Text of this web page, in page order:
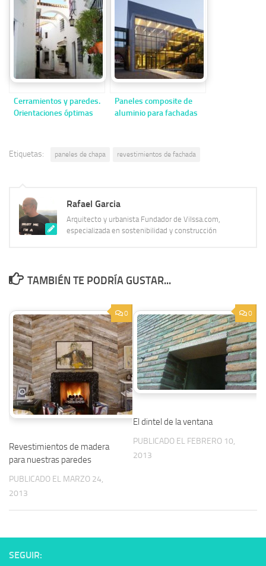
para tu parcela
Cerramientos y paredes.
Orientaciones óptimas
Paneles composite de
aluminio para fachadas
Etiquetas: paneles de chapa revestimientos de fachada
Rafael Garcia
Arquitecto y urbanista Fundador de Vilssa.com,
especializada en sostenibilidad y construcción
TAMBIÉN TE PODRÍA GUSTAR...
0
Revestimientos de madera
para nuestras paredes
PUBLICADO EL MARZO 24,
2013
0
El dintel de la ventana
PUBLICADO EL FEBRERO 10,
2013
SEGUIR: